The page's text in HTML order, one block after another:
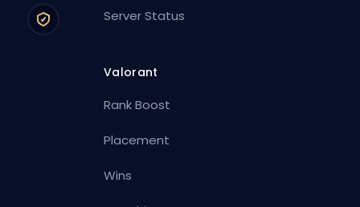
Server Status
Valorant
Rank Boost
Placement
Wins